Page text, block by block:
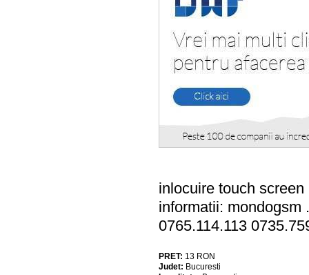
inlocuire touch
informatii: mondogsm
0765.114.113
PRET: 13 RON
Judet: Bucuresti